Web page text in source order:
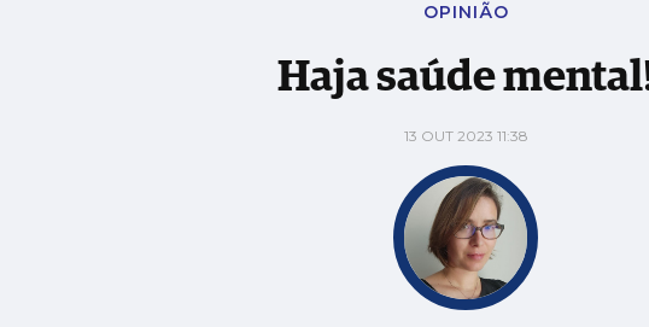
OPINIÃO
Haja saúde
13 OUT 2023 11:38